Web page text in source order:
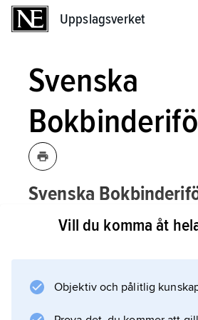
Uppslagsverket
Svenska
Svenska
branschorganisation
bokbinderiföretagen,
bokbindarämbetets skrå
Namnet var vid bildandet
Vill du komma åt
Objektiv och pålitlig